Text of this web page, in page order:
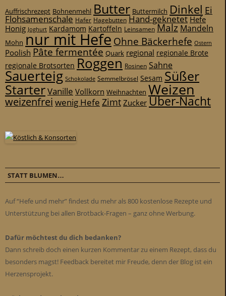
Auffrischrezept Bohnenmehl Butter Buttermilch Dinkel Ei
Flohsamenschale Hafer Hagebutten Hand-geknetet Hefe
Honig Joghurt Kardamom Kartoffeln Leinsamen Malz Mandeln
Mohn nur mit Hefe Ohne Bäckerhefe Ostern
Poolish Pâte fermentée Quark regional regionale Brote
regionale Brotsorten Roggen Rosinen Sahne
Sauerteig Schokolade Semmelbrösel Sesam Süßer
StarterVanille Vollkorn Weihnachten Weizen
weizenfrei wenig Hefe ZimtZuckerÜber-Nacht
STATT BLUMEN…
Auf “Hefe und mehr” findest du mehr als 800 kostenlose Rezepte und
Unterstützung bei allen Brotback-Fragen – ganz ohne Werbung.
Dafür möchtest du dich bedanken?
Dann schreib doch einen kurzen Kommentar zu einem Rezept, dass du
besonders magst! Feedback bereitet mir Freude, denn der Blog ist ein
Herzensprojekt.